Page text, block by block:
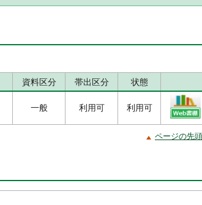
資料区分 帯出区分 状態
一般 利用可 利用可
ページの先